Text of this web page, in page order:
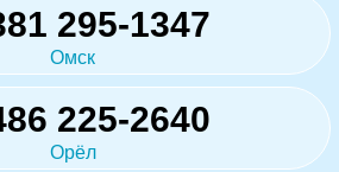
295-1347
Омск
225-2640
Орёл